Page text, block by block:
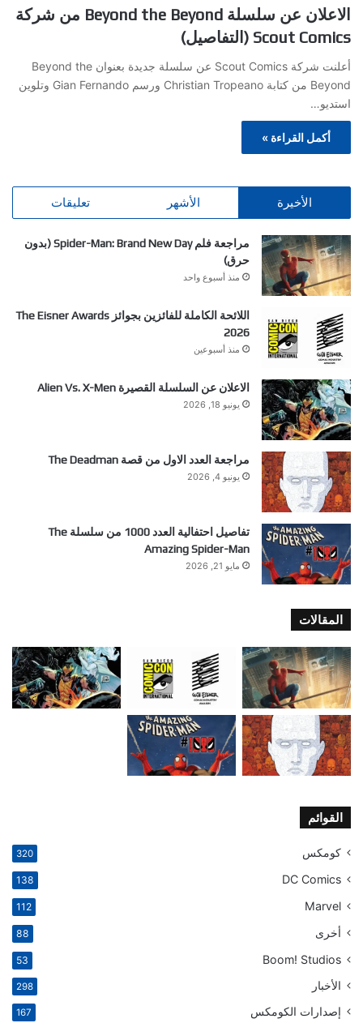
الاعلان عن سلسلة Beyond the Beyond من شركة
Scout Comics (التفاصيل)
أعلنت شركة Scout Comics عن سلسلة جديدة بعنوان Beyond the
Beyond من كتابة Christian Tropeano ورسم Gian Fernando وتلوين
استديو…
أكمل القراءة »
الأخيرة الأشهر تعليقات
مراجعة فلم Spider-Man: Brand New Day (بدون
حرق)
منذ أسبوع واحد
اللائحة الكاملة للفائزين بجوائز The Eisner Awards
2026
منذ أسبوعين
الاعلان عن السلسلة القصيرة Alien Vs. X-Men
يونيو 18, 2026
مراجعة العدد الاول من قصة The Deadman
يونيو 4, 2026
تفاصيل احتفالية العدد 1000 من سلسلة The
Amazing Spider-Man
مايو 21, 2026
المقالات
القوائم
كومكس 320
DC Comics
138
Marvel
112
أخرى 88
Boom! Studios
53
الأخبار 298
إصدارات الكومكس 167